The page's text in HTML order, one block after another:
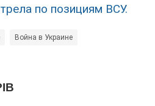
по позициям ВСУ.
Война в Украине